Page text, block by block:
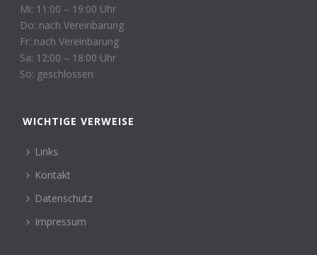
Mi: 11:00 – 19:00 Uhr
Do: nach Vereinbarung
Fr: nach Vereinbarung
Sa: 12:00 – 18:00 Uhr
So: geschlossen
WICHTIGE VERWEISE
Links
Kontakt
Datenschutz
Impressum